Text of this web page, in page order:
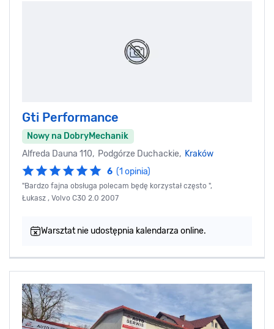
Gti Performance
Nowy na DobryMechanik
Alfreda Dauna 110, Podgórze Duchackie, Kraków
6 (1 opinia)
"Bardzo fajna obsługa polecam będę korzystał często ",
Łukasz , Volvo C30 2.0 2007
Warsztat nie udostępnia kalendarza online.